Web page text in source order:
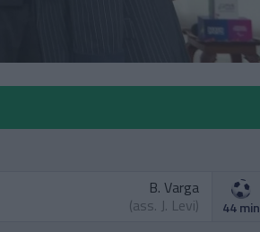
B. Varga
(ass. J. Levi) 44 min